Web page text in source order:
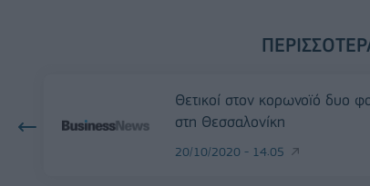
Θετικοί στον κορωνοϊό δυο
στη Θεσσαλονίκη
20/10/2020 - 14:05